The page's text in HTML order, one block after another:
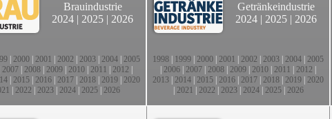
Brauindustrie
2024 | 2025 | 2026
2000 2001 2002 2003 2004 2005
2007 2008 2009 2010 2011 2012
2015 2016 2017 2018 2019 2020
2022 2023| 2024| 2025| 2026
Getränkeindustrie
2024 | 2025 | 2026
1998 1999 2000 2001 2002 2003 2004 2005
2006 2007 2008 2009 2010 2011 2012
2013 2014 2015 2016 2017 2018 2019 2020
2021 2022 2023| 2024| 2025| 2026